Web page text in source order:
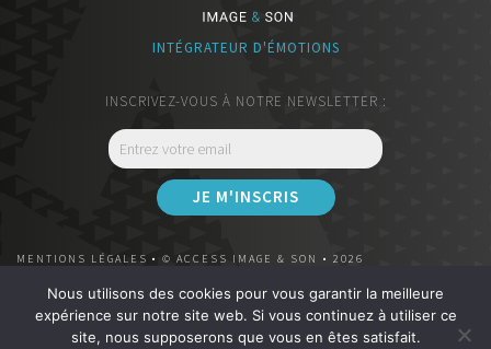
INTÉGRATEUR D'ÉMOTIONS
INSCRIVEZ-VOUS À NOTRE NEWSLETTER :
MENTIONS LÉGALES • © ACCESS IMAGE & SON • 2026
REVENDEUR DEVIALET PREMIUM | CLÉMENCEAU
62 Cours Georges Clemenceau - 33000 Bordeaux
Nous utilisons des cookies pour vous garantir la meilleure
expérience sur notre site web. Si vous continuez à utiliser ce
site, nous supposerons que vous en êtes satisfait.